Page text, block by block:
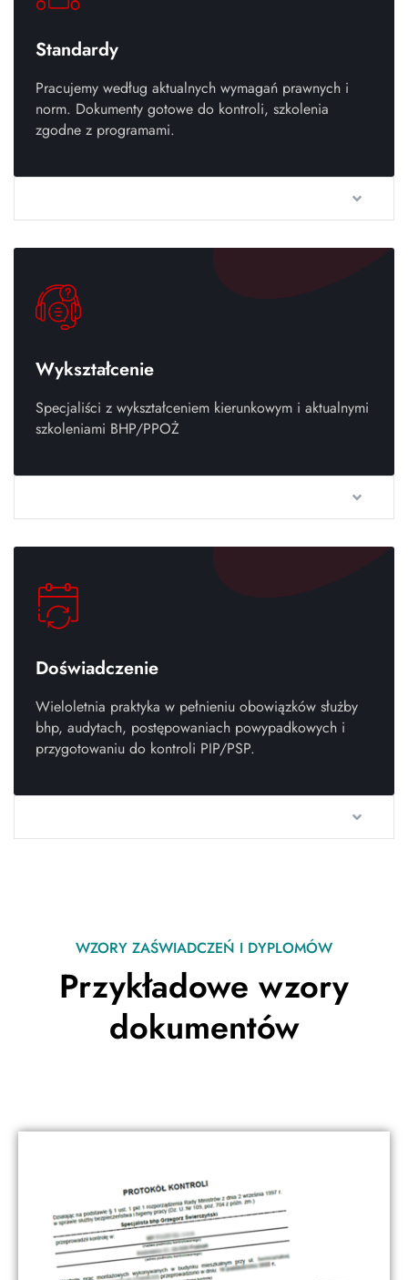
Standardy
Pracujemy według aktualnych wymagań prawnych i
norm. Dokumenty gotowe do kontroli, szkolenia
zgodne z programami.
Wykształcenie
Specjaliści z wykształceniem kierunkowym i aktualnymi
szkoleniami BHP/PPOŻ
Doświadczenie
Wieloletnia praktyka w pełnieniu obowiązków służby
bhp, audytach, postępowaniach powypadkowych i
przygotowaniu do kontroli PIP/PSP.
WZORY ZAŚWIADCZEŃ I DYPLOMÓW
Przykładowe wzory
dokumentów